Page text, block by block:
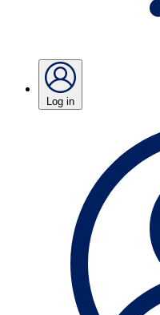
Log in